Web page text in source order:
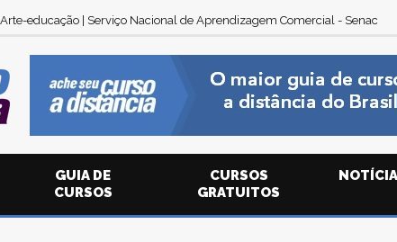
Tecnologia em Gestão Ambiental | Serviço Nacional de Aprendizagem
GUIA DE
CURSOS
CURSOS
GRATUITOS